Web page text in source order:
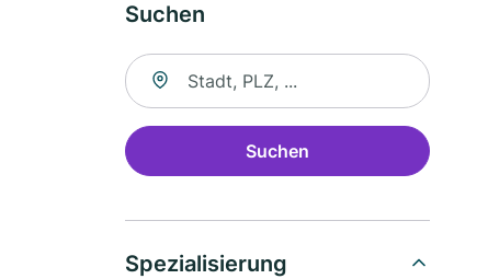
Suchen
Suche nach Ort
Suchen
Spezialisierung